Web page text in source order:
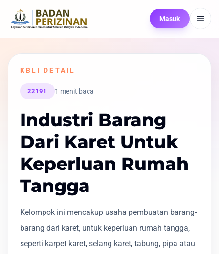
Masuk
KBLI DETAIL
22191 1 menit baca
Industri Barang
Dari Karet Untuk
Keperluan Rumah
Tangga
Kelompok ini mencakup usaha pembuatan barang-
barang dari karet, untuk keperluan rumah tangga,
seperti karpet karet, selang karet, tabung, pipa atau